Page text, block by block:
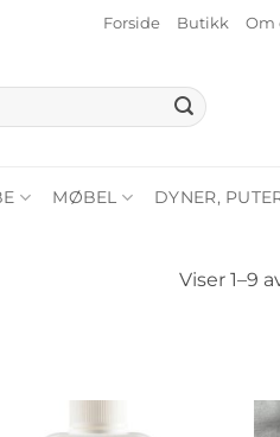
Forside Butikk Om
MØBEL DYNER,
Viser 1–9